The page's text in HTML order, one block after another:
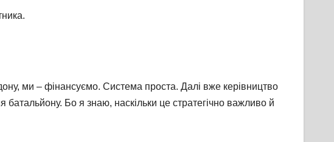
ми – фінансуємо. Система проста. Далі вже керівництво
Бо я знаю, наскільки це стратегічно важливо й